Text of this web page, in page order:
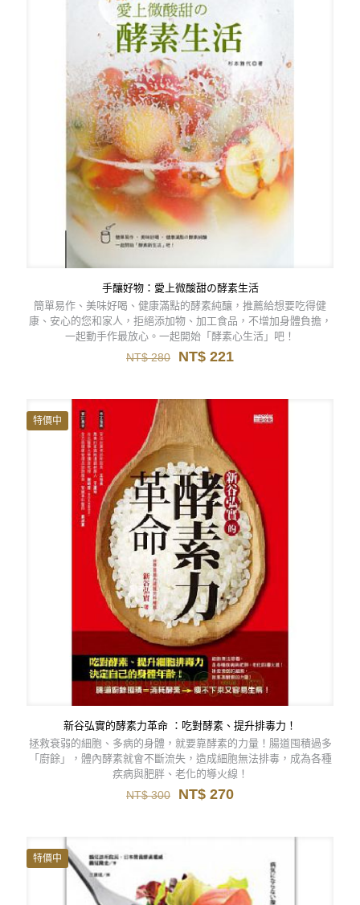
手釀好物：愛上微酸甜の酵素生活
簡單易作、美味好喝、健康滿點的酵素純釀，推薦給想要吃得健
康、安心的您和家人，拒絕添加物、加工食品，不增加身體負擔，
一起動手作最放心。一起開始「酵素心生活」吧！
NT$280
原
格：
NT$ 280。
NT$ 221目
格：
NT$ 221。
特價中
新谷弘實的酵素力革命 ：吃對酵素、提升排毒力！
拯救衰弱的細胞、多病的身體，就要靠酵素的力量！腸道囤積過多
「廚餘」，體內酵素就會不斷流失，造成細胞無法排毒，成為各種
疾病與肥胖、老化的導火線！
NT$300
原
NT$ 270目
特價中